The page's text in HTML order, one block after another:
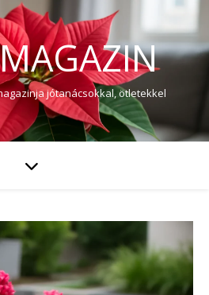
jótanácsokkal, ötletekkel